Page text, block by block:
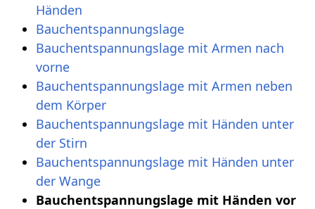
Händen
Bauchentspannungslage
Bauchentspannungslage mit Armen nach
vorne
Bauchentspannungslage mit Armen neben
dem Körper
Bauchentspannungslage mit Händen unter
der Stirn
Bauchentspannungslage mit Händen unter
der Wange
Bauchentspannungslage mit Händen vor